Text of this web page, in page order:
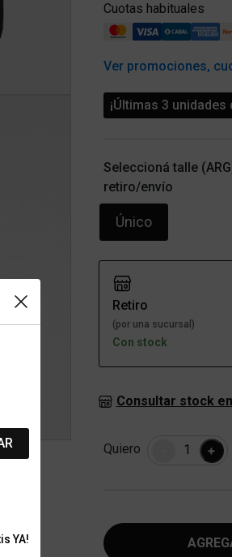
YA!
Cuotas habituales
Ver promociones,
¡Últimas 3
Seleccioná talle
retiro/envío
Único
Retiro
(por una sucursal)
Con stock
Consultar stock
Quiero Cantidad +